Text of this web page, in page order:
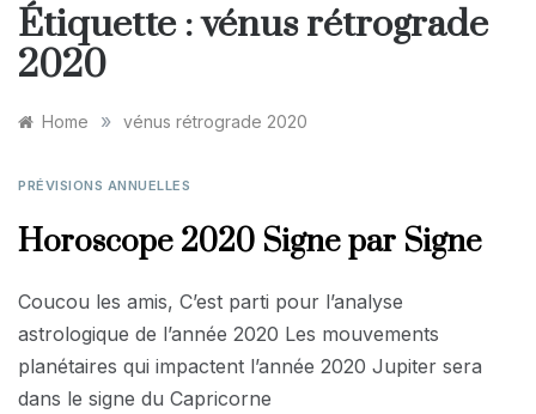
Étiquette :vénus rétrograde
2020
Home » vénus rétrograde 2020
PRÉVISIONS ANNUELLES
Horoscope 2020 Signe par Signe
Coucou les amis, C’est parti pour l’analyse
astrologique de l’année 2020 Les mouvements
planétaires qui impactent l’année 2020 Jupiter sera
dans le signe du Capricorne